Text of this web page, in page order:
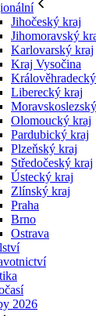
Jihočeský kraj
Jihomoravský
Karlovarský kraj
Kraj Vysočina
Liberecký kraj
Olomoucký kraj
Pardubický kraj
Plzeňský kraj
Středočeský kraj
Ústecký kraj
Zlínský kraj
Praha
Brno
Ostrava
2026